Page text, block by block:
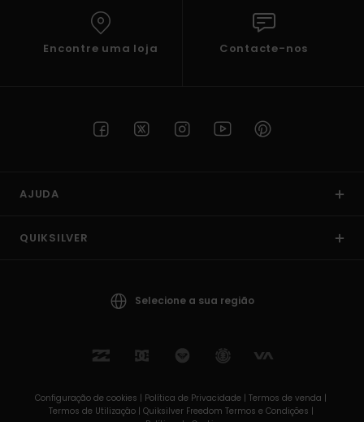
Encontre uma loja Contacte-nos
AJUDA
QUIKSILVER
Selecione a sua região
Configuração de cookies | Política de Privacidade | Termos de venda |
Termos de Utilizaçâo | Quiksilver Freedom Termos e Condições |